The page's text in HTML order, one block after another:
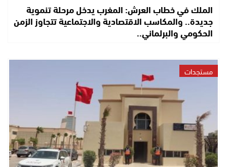
الملك في خطاب العرش: المغرب يدخل مرحلة تنموية
جديدة.. والمكاسب الاقتصادية والاجتماعية تتجاوز الزمن
الحكومي والبرلماني..
مستجدات